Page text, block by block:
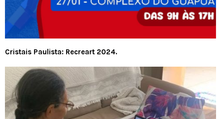
Cristais Paulista: Recreart 2024.